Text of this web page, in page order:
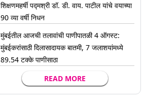
शिक्षणमहर्षी पद्मश्री डॉ. डी. वाय. पाटील यांचे वयाच्या
90 व्या वर्षी निधन
मुंबईतील आजची तलावांची पाणीपातळी 4 ऑगस्ट:
मुंबईकरांसाठी दिलासादायक बातमी, 7 जलाशयांमध्ये
89.54 टक्के पाणीसाठा
READ MORE